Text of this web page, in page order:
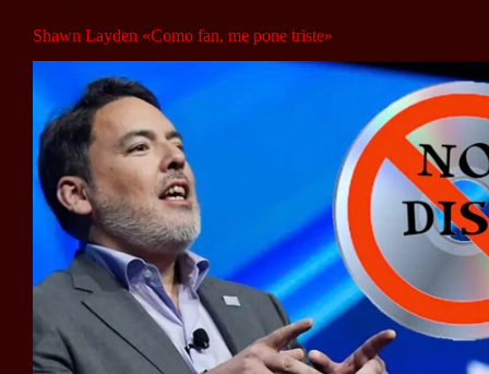
Shawn Layden «Como fan, me pone triste»